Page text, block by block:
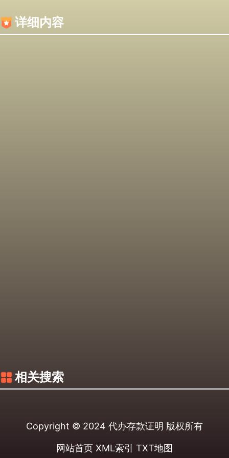
详细内容
相关搜索
Copyright © 2024 代办存款证明 版权所有
网站首页 XML索引 TXT地图